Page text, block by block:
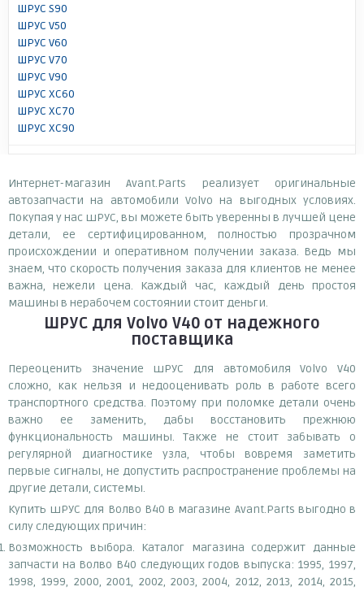
ШРУС S90
ШРУС V50
ШРУС V60
ШРУС V70
ШРУС V90
ШРУС XC60
ШРУС XC70
ШРУС XC90
Интернет-магазин Avant.Parts реализует оригинальные
автозапчасти на автомобили Volvo на выгодных условиях.
Покупая у нас шРУС, вы можете быть уверенны в лучшей цене
детали, ее сертифицированном, полностью прозрачном
происхождении и оперативном получении заказа. Ведь мы
знаем, что скорость получения заказа для клиентов не менее
важна, нежели цена. Каждый час, каждый день простоя
машины в нерабочем состоянии стоит деньги.
ШРУС для Volvo V40 от надежного
поставщика
Переоценить значение шРУС для автомобиля Volvo V40
сложно, как нельзя и недооценивать роль в работе всего
транспортного средства. Поэтому при поломке детали очень
важно ее заменить, дабы восстановить прежнюю
функциональность машины. Также не стоит забывать о
регулярной диагностике узла, чтобы вовремя заметить
первые сигналы, не допустить распространение проблемы на
другие детали, системы.
Купить шРУС для Волво В40 в магазине Avant.Parts выгодно в
силу следующих причин:
Возможность выбора. Каталог магазина содержит данные
запчасти на Волво В40 следующих годов выпуска: 1995, 1997,
1998, 1999, 2000, 2001, 2002, 2003, 2004, 2012, 2013, 2014, 2015,